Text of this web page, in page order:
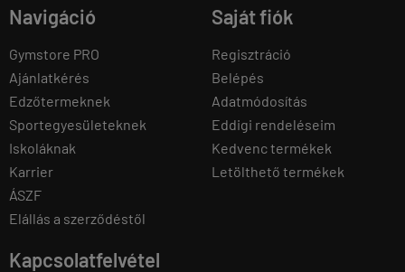
Navigáció
Gymstore PRO
Ajánlatkérés
Edzőtermeknek
Sportegyesületeknek
Iskoláknak
Karrier
ÁSZF
Elállás a szerződéstől
Saját fiók
Regisztráció
Belépés
Adatmódosítás
Eddigi rendeléseim
Kedvenc termékek
Letölthető termékek
Kapcsolatfelvétel